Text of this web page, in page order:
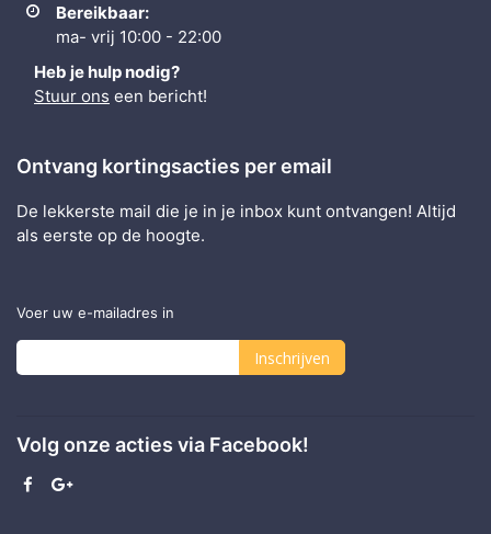
Bereikbaar:
ma- vrij 10:00 - 22:00
Heb je hulp nodig?
Stuur ons een bericht!
Ontvang kortingsacties per email
De lekkerste mail die je in je inbox kunt ontvangen! Altijd
als eerste op de hoogte.
Voer uw e-mailadres in
op
nieuwsbrief
Inschrijven
Volg onze acties via Facebook!